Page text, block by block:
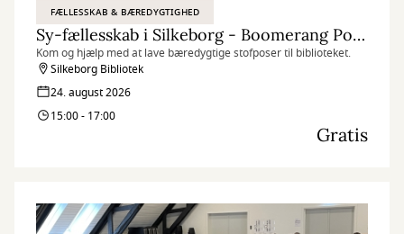
FÆLLESSKAB & BÆREDYGTIGHED
Sy-fællesskab i Silkeborg - Boomerang Poser
Kom og hjælp med at lave bæredygtige stofposer til biblioteket.
Silkeborg Bibliotek
24. august 2026
15:00 - 17:00
Gratis